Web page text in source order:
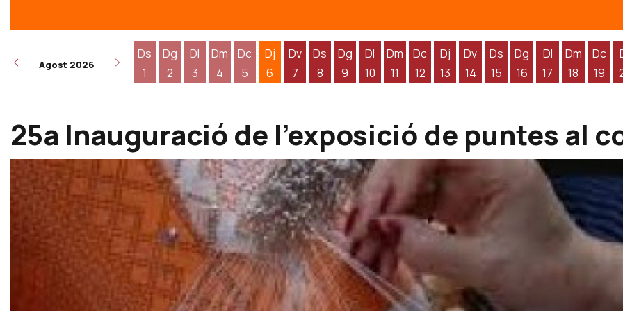
Agost 2026
Ds
1
Dg
2
Dl
3
Dm
4
Dc
5
Dj
6
Dv
7
Ds
8
Dg
9
Dl
10
Dm
11
Dc
12
Dj
13
Dv
14
Ds
15
Dg
16
Dl
17
Dm
18
Dc
19
25a Inauguració de l'exposició de puntes al